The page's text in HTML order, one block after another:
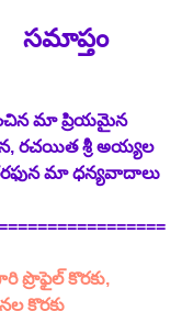
సమాప్తం
మా ప్రియమైన
రచయిత శ్రీ అయ్యల
మా ధన్యవాదాలు
ప్రొఫైల్ కొరకు,
కొరకు